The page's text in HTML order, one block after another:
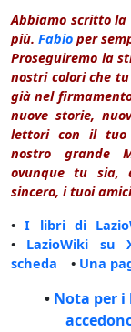
Abbiamo scritto
più. Fabio per
Proseguiremo la
nostri colori che
già nel
nuove storie,
lettori con il tuo
nostro grande
ovunque tu sia,
sincero, i tuoi
•I libri di
• LazioWiki su
scheda • Una
• Nota per